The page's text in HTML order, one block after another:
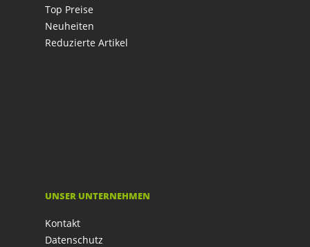
Top Preise
Neuheiten
Reduzierte Artikel
UNSER UNTERNEHMEN
Kontakt
Datenschutz